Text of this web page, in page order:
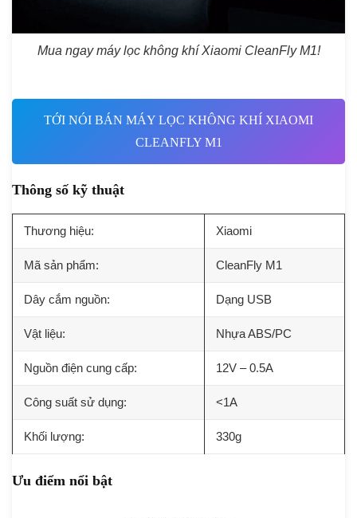
Mua ngay máy lọc không khí Xiaomi CleanFly M1!
TỚI NÓI BÁN MÁY LỌC KHÔNG KHÍ XIAOMI
CLEANFLY M1
Thông số kỹ thuật
Thương hiệu: Xiaomi
Mã sản phẩm: CleanFly M1
Dây cắm nguồn: Dạng USB
Vật liệu: Nhựa ABS/PC
Nguồn điện cung cấp: 12V – 0.5A
Công suất sử dụng: <1A
Khối lượng: 330g
Ưu điểm nổi bật